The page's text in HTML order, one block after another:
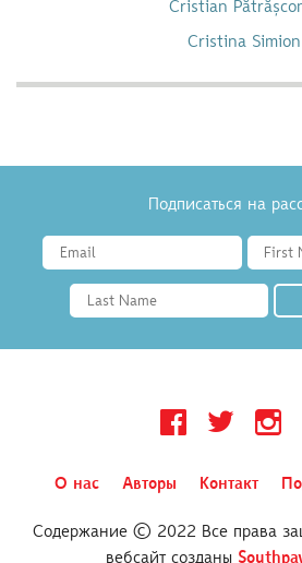
Cristian
Cristina Simion
Подписаться на
Facebook Twitter Instagram
О нас Авторы Контакт
Содержание © 2022 Все права
вебсайт созданы